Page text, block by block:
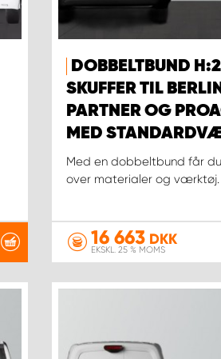
DOBBELTBUND
SKUFFER TIL
PARTNER OG
MED
Med en dobbeltbund får
over materialer og værktøj.
16 663DKK
EKSKL. 25 % MOMS